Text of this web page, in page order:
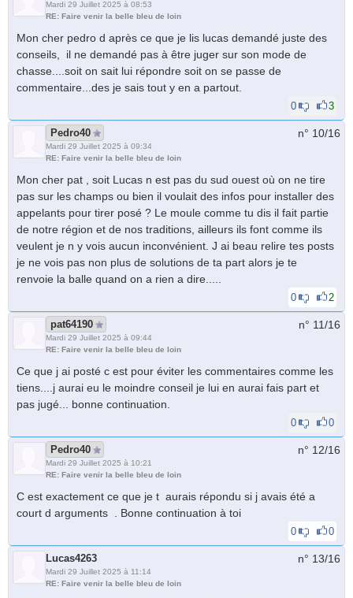
Mardi 29 Juillet 2025 à 08:53
RE: Faire venir la belle bleu de loin
Mon cher pedro d après ce que je lis lucas demandé juste des
conseils, il ne demandé pas à être juger sur son mode de
chasse....soit on sait lui répondre soit on se passe de
commentaire...des je sais tout y en a partout.
0 3
Pedro40
Mardi 29 Juillet 2025 à 09:34
RE: Faire venir la belle bleu de loin
n° 10/16
Mon cher pat , soit Lucas n est pas du sud ouest où on ne tire
pas sur les champs ou bien il voulait des infos pour installer des
appelants pour tirer posé ? Le moule comme tu dis il fait partie
de notre région et de nos traditions, ailleurs ils font comme ils
veulent je n y vois aucun inconvénient. J ai beau relire tes posts
je ne vois pas non plus de solutions de ta part alors je te
renvoie la balle quand on a rien a dire.....
0 2
pat64190
Mardi 29 Juillet 2025 à 09:44
RE: Faire venir la belle bleu de loin
n° 11/16
Ce que j ai posté c est pour éviter les commentaires comme les
tiens....j aurai eu le moindre conseil je lui en aurai fais part et
pas jugé... bonne continuation.
0 0
Pedro40
Mardi 29 Juillet 2025 à 10:21
RE: Faire venir la belle bleu de loin
n° 12/16
C est exactement ce que je t aurais répondu si j avais été a
court d arguments . Bonne continuation à toi
0 0
Lucas4263
Mardi 29 Juillet 2025 à 11:14
RE: Faire venir la belle bleu de loin
n° 13/16